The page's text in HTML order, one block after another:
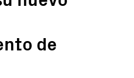
de